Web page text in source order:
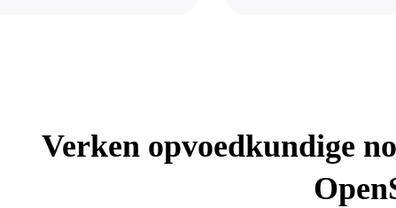
Verken opvoedkundige